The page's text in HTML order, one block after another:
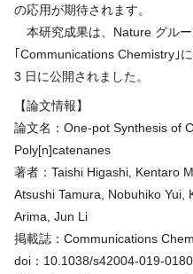
の応用が期待されます。
本研究成果は、Nature グル
｢Communications Chemistry｣
3 日に公開されました。
【論文情報】
論文名：One-pot Synthesis of
Poly[n]catenanes
著者：Taishi Higashi, Kentaro
Atsushi Tamura, Nobuhiko Yui,
Arima, Jun Li
掲載誌：Communications
doi：10.1038/s42004-019-